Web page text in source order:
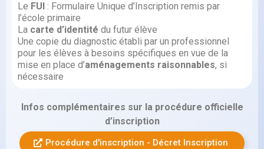
Le FUI : Formulaire Unique d’Inscription remis par
l’école primaire
La carte d’identité du futur élève
Une copie du diagnostic établi par un professionnel
pour les élèves à besoins spécifiques en vue de la
mise en place d’aménagements raisonnables, si
nécessaire
Infos complémentaires sur la procédure officielle
d’inscription
Procédure d'inscription - Décret Inscription